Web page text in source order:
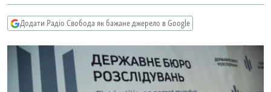
Перейти
до
КУЛЬТУРА
СПОРТ
УКРАЇНА
КРИМ.РЕАЛІЇ
ТИ ЯК?
СХЕМИ
Додати Радіо Свобода як бажане джерело в Google